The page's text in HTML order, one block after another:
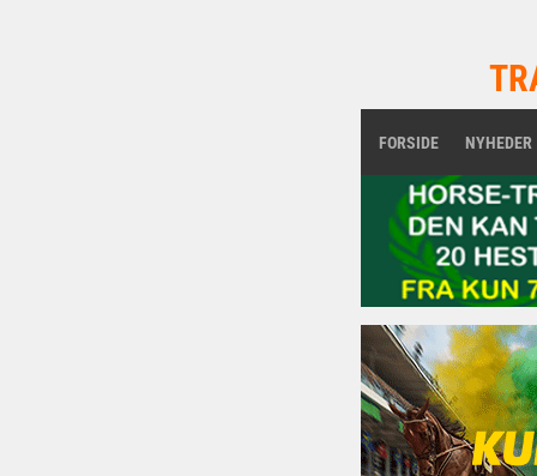
FORSIDE NYHEDER